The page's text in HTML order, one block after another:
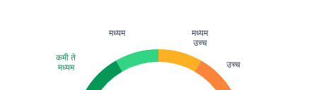
कमी ते
मध्यम
मध्यम
मध्यम
उच्च
उच्च